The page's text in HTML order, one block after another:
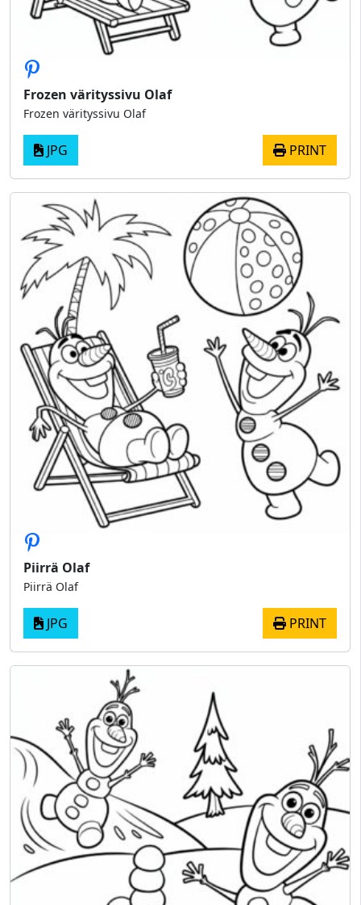
Frozen värityssivu Olaf
Frozen värityssivu Olaf
JPG PRINT
Piirrä Olaf
Piirrä Olaf
JPG PRINT